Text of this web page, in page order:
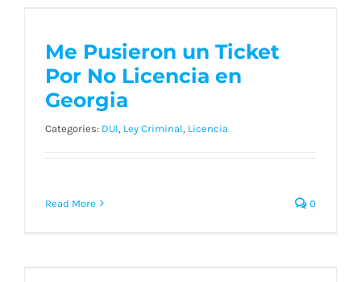
Georgia
Me Pusieron un Ticket
Por No Licencia en
Georgia
Categories: DUI, Ley Criminal, Licencia
Read More 0